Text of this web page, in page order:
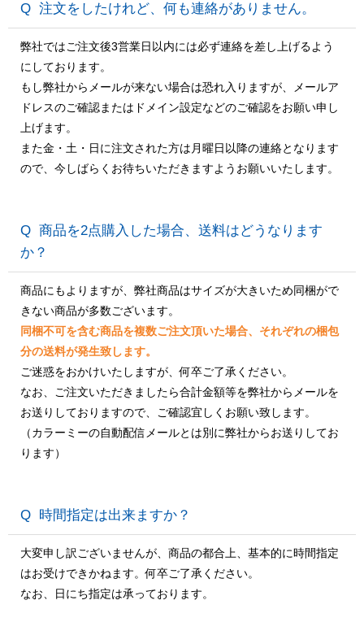
注文をしたけれど、何も連絡がありません。
弊社ではご注文後3営業日以内には必ず連絡を差し上げるよう
にしております。
もし弊社からメールが来ない場合は恐れ入りますが、メールア
ドレスのご確認またはドメイン設定などのご確認をお願い申し
上げます。
また金・土・日に注文された方は月曜日以降の連絡となります
ので、今しばらくお待ちいただきますようお願いいたします。
商品を2点購入した場合、送料はどうなります
か？
商品にもよりますが、弊社商品はサイズが大きいため同梱がで
きない商品が多数ございます。
同梱不可を含む商品を複数ご注文頂いた場合、それぞれの梱包
分の送料が発生致します。
ご迷惑をおかけいたしますが、何卒ご了承ください。
なお、ご注文いただきましたら合計金額等を弊社からメールを
お送りしておりますので、ご確認宜しくお願い致します。
（カラーミーの自動配信メールとは別に弊社からお送りしてお
ります）
時間指定は出来ますか？
大変申し訳ございませんが、商品の都合上、基本的に時間指定
はお受けできかねます。何卒ご了承ください。
なお、日にち指定は承っております。